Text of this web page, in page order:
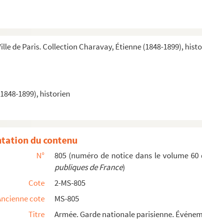
de Paris. Collection Charavay, Étienne (1848-1899),
1899), historien
de garde, etc.
du contenu
N° 805 (numéro de notice dans le volume 60
publiques de France)
Cote
2-MS-805
cote
MS-805
Titre
Armée. Garde nationale parisienne.